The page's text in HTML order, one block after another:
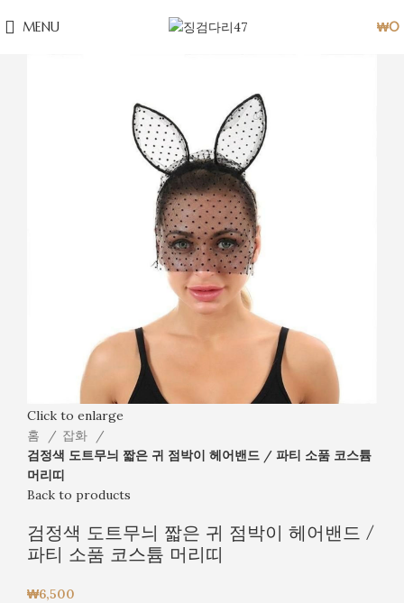
MENU ₩0
Click to enlarge
홈
잡화
검정색 도트무늬 짧은 귀 점박이 헤어밴드 / 파티 소품 코스튬
머리띠
Back to products
검정색 도트무늬 짧은 귀 점박이 헤어밴드 /
파티 소품 코스튬 머리띠
₩6,500